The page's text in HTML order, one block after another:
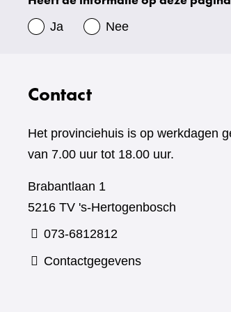
gegevens
Ja Nee
Contact
Het provinciehuis is op werkdagen
van 7.00 uur tot 18.00 uur.
Brabantlaan 1
5216 TV 's-Hertogenbosch
073-6812812
Contactgegevens